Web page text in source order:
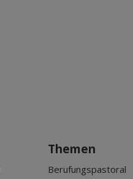
Themen
Berufungspastoral